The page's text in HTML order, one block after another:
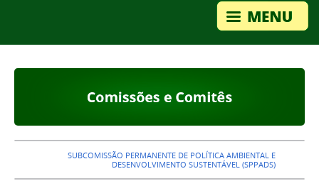
SUBCOMISSÃO PERMANENTE DE POLÍTICA AMBIENTAL E
DESENVOLVIMENTO SUSTENTÁVEL (SPPADS)